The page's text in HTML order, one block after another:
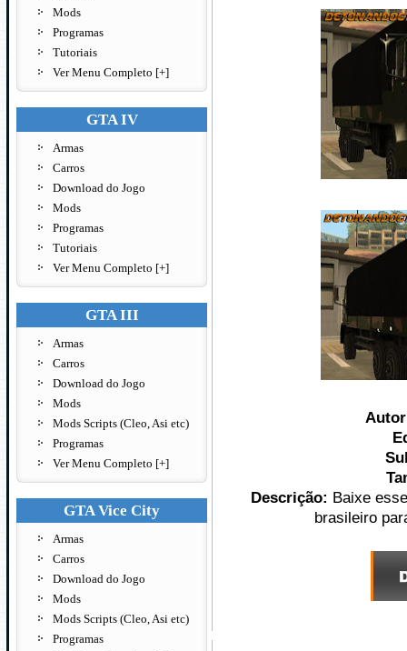
Mods
Programas
Tutoriais
Ver Menu Completo [+]
GTA IV
Armas
Carros
Download do Jogo
Mods
Programas
Tutoriais
Ver Menu Completo [+]
GTA III
Armas
Carros
Download do Jogo
Mods
Mods Scripts (Cleo, Asi etc)
Programas
Ver Menu Completo [+]
GTA Vice City
Armas
Carros
Download do Jogo
Mods
Mods Scripts (Cleo, Asi etc)
Programas
Descrição: Baixe
brasileiro